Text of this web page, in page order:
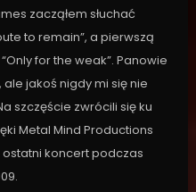
zacząłem słuchać
to remain”, a pierwszą
for the weak”. Panowie
ale jakoś nigdy mi się nie
szczęście zwrócili się ku
Metal Mind Productions
ostatni koncert podczas